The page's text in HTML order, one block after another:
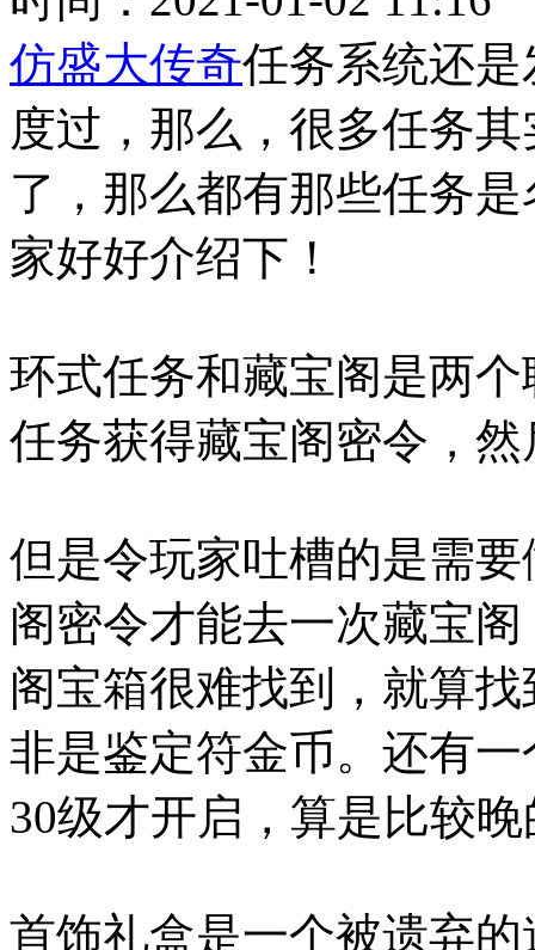
仿盛大传奇任务系统还
度过，那么，很多任务
了，那么都有那些任务
家好好介绍下！
环式任务和藏宝阁是两
任务获得藏宝阁密令，
但是令玩家吐槽的是需
阁密令才能去一次藏宝
阁宝箱很难找到，就算
非是鉴定符金币。还有
30级才开启，算是比较
首饰礼盒是一个被遗弃